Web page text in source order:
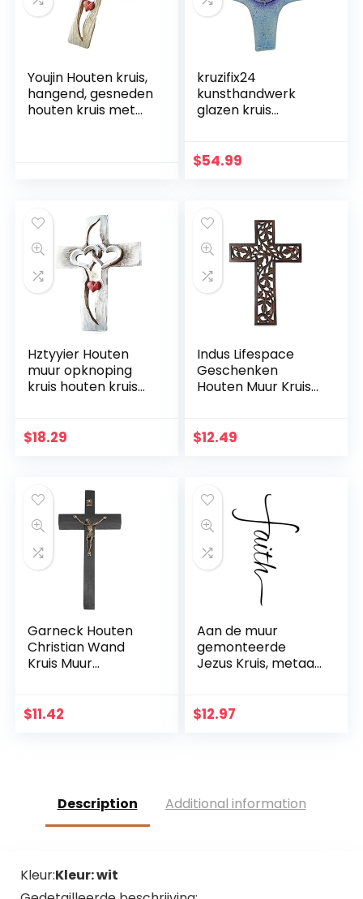
Youjin Houten kruis,
hangend, gesneden
houten kruis met
kruzifix24
kunsthandwerk
glazen kruis
aquamarijn goud
$54.99
Hztyyier Houten
muur opknoping
kruis houten kruis
kruis, Jezus Christus
$18.29
Indus Lifespace
Geschenken
Houten Muur Kruis
met Hand
Woonkamer Decor
Lichtgewicht
$12.49
Garneck Houten
Christian Wand
Kruis Muur
Jezus Kruis
$11.42
Aan de muur
gemonteerde
Jezus Kruis, metaal
muurhanger,
decoratie
$12.97
Description Additional information
Kleur:Kleur: wit